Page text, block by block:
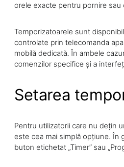
orele exacte pentru pornire sau
Temporizatoarele sunt
controlate prin telecomanda
mobilă dedicată. În ambele
comenzilor specifice și a
Setarea
Pentru utilizatorii care nu dețin
este cea mai simplă opțiune.
buton etichetat „Timer” sau